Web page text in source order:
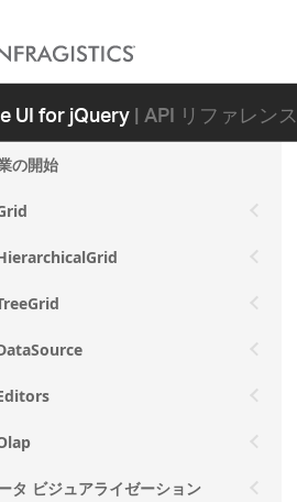
UI for jQuery| API リファレンス
の開始
タ ビジュアライゼーション